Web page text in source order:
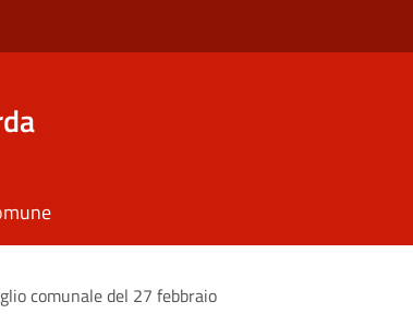
comunale del 27 febbraio